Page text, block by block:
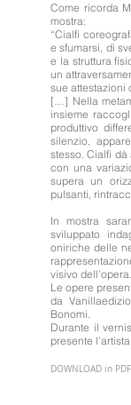
Come ricorda
mostra:
“Cialfi
e sfumarsi, di
e la struttura
un
sue attestazioni
[…] Nella
insieme
produttivo
silenzio,
stesso. Cialfi
con una
supera un
pulsanti,
In mostra
sviluppato
oniriche delle
visivo dell’opera.
Le opere
da
Bonomi.
Durante il
presente l’artista.
DOWNLOAD in